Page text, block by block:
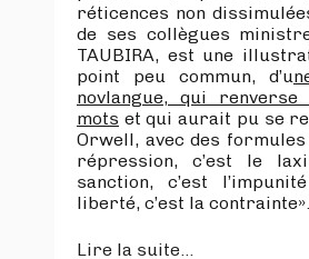
réticences non
de ses collègues
TAUBIRA, est une
point peu commun, d’u
novlangue, qui
mots et qui aurait pu se
Orwell, avec des
répression, c’est le
sanction, c’est
liberté, c’est la
Lire la suite...